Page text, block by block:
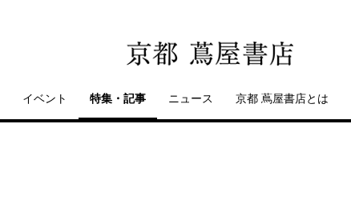
イベント 特集・記事 ニュース 京都 蔦屋書店とは